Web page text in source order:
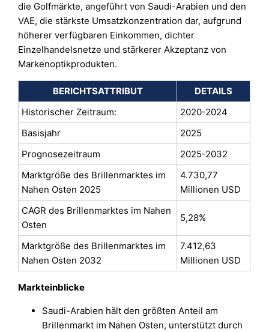
die Golfmärkte, angeführt von Saudi-Arabien und den
VAE, die stärkste Umsatzkonzentration dar, aufgrund
höherer verfügbaren Einkommen, dichter
Einzelhandelsnetze und stärkerer Akzeptanz von
Markenoptikprodukten.
BERICHTSATTRIBUT
DETAILS
Historischer Zeitraum:
2020-2024
Basisjahr
2025
Prognosezeitraum
2025-2032
Marktgröße des Brillenmarktes im
Nahen Osten 2025
4.730,77
Millionen USD
CAGR des Brillenmarktes im Nahen
Osten
5,28%
Marktgröße des Brillenmarktes im
Nahen Osten 2032
7.412,63
Millionen USD
Markteinblicke
Saudi-Arabien hält den größten Anteil am
Brillenmarkt im Nahen Osten, unterstützt durch